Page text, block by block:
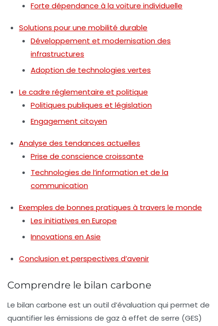
Forte dépendance à la voiture individuelle
Solutions pour une mobilité durable
Développement et modernisation des
infrastructures
Adoption de technologies vertes
Le cadre réglementaire et politique
Politiques publiques et législation
Engagement citoyen
Analyse des tendances actuelles
Prise de conscience croissante
Technologies de l’information et de la
communication
Exemples de bonnes pratiques à travers le monde
Les initiatives en Europe
Innovations en Asie
Conclusion et perspectives d’avenir
Comprendre le bilan carbone
Le bilan carbone est un outil d’évaluation qui permet de
quantifier les émissions de gaz à effet de serre (GES)